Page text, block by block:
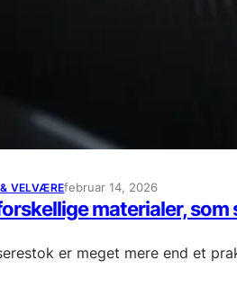
VELVÆREfebruar 14, 2026
materialer,
er meget mere end et